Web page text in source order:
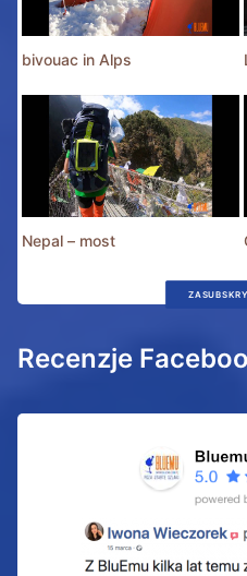
bivouac in Alps
Nepal – most
Recenzje